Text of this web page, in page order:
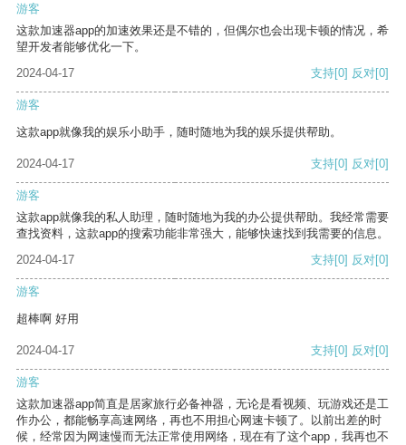
游客
这款加速器app的加速效果还是不错的，但偶尔也会出现卡顿的情况，希
望开发者能够优化一下。
2024-04-17
支持[0] 反对[0]
游客
这款app就像我的娱乐小助手，随时随地为我的娱乐提供帮助。
2024-04-17 支持[0] 反对[0]
游客
这款app就像我的私人助理，随时随地为我的办公提供帮助。我经常需要
查找资料，这款app的搜索功能非常强大，能够快速找到我需要的信息。
2024-04-17
支持[0] 反对[0]
游客
超棒啊 好用
2024-04-17 支持[0] 反对[0]
游客
这款加速器app简直是居家旅行必备神器，无论是看视频、玩游戏还是工
作办公，都能畅享高速网络，再也不用担心网速卡顿了。以前出差的时
候，经常因为网速慢而无法正常使用网络，现在有了这个app，我再也不